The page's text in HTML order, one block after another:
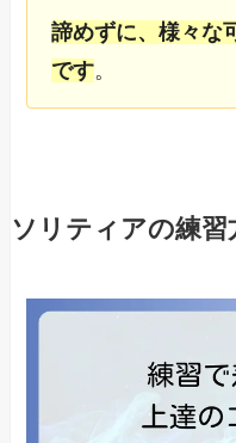
諦めずに、様々な
です。
ソリティアの練